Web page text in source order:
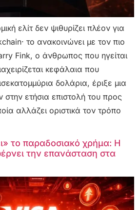
ελίτ δεν ψιθυρίζει πλέον για
το ανακοινώνει με τον πιο
Fink, ο άνθρωπος που ηγείται
κεφάλαια που
δολάρια, έριξε μια
ετήσια επιστολή του προς
αλλάζει οριστικά τον τρόπο
το παραδοσιακό χρήμα: Η
την επανάσταση στα